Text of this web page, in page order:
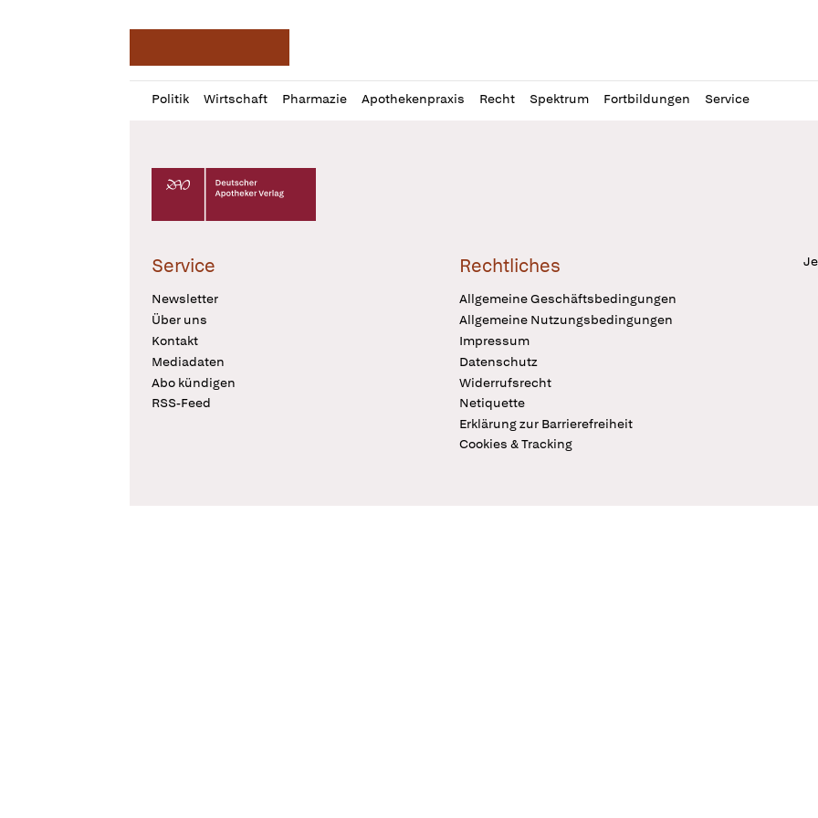
Politik Wirtschaft Pharmazie Apothekenpraxis Recht Spektrum Fortbildungen Service
Profil
öffnen
Daz
Pur
Deutscher Apotheker Verlag Logo
Service
Newsletter
Über uns
Kontakt
Mediadaten
Abo kündigen
RSS-Feed
Rechtliches
Allgemeine Geschäftsbedingungen
Allgemeine Nutzungsbedingungen
Impressum
Datenschutz
Widerrufsrecht
Netiquette
Erklärung zur Barrierefreiheit
Cookies & Tracking